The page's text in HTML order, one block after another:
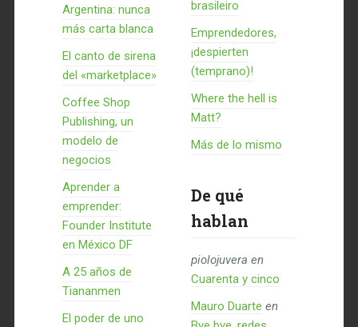
Argentina: nunca
más carta blanca
El canto de sirena
del «marketplace»
Coffee Shop
Publishing, un
modelo de
negocios
Aprender a
emprender:
Founder Institute
en México DF
A 25 años de
Tiananmen
El poder de uno
brasileiro
Emprendedores,
¡despierten
(temprano)!
Where the hell is
Matt?
Más de lo mismo
De qué
hablan
piolojuvera en
Cuarenta y cinco
Mauro Duarte en